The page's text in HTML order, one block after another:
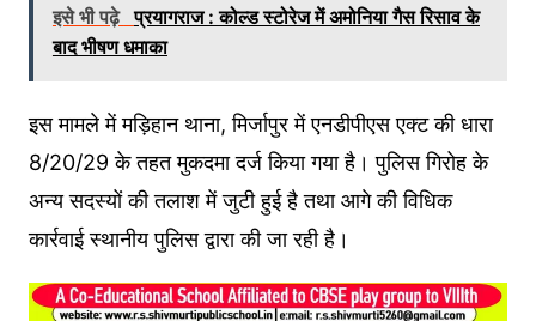
इसे भी पढ़े प्रयागराज : कोल्ड स्टोरेज में अमोनिया गैस रिसाव के
बाद भीषण धमाका
इस मामले में मड़िहान थाना, मिर्जापुर में एनडीपीएस एक्ट की धारा
8/20/29 के तहत मुकदमा दर्ज किया गया है। पुलिस गिरोह के
अन्य सदस्यों की तलाश में जुटी हुई है तथा आगे की विधिक
कार्रवाई स्थानीय पुलिस द्वारा की जा रही है।